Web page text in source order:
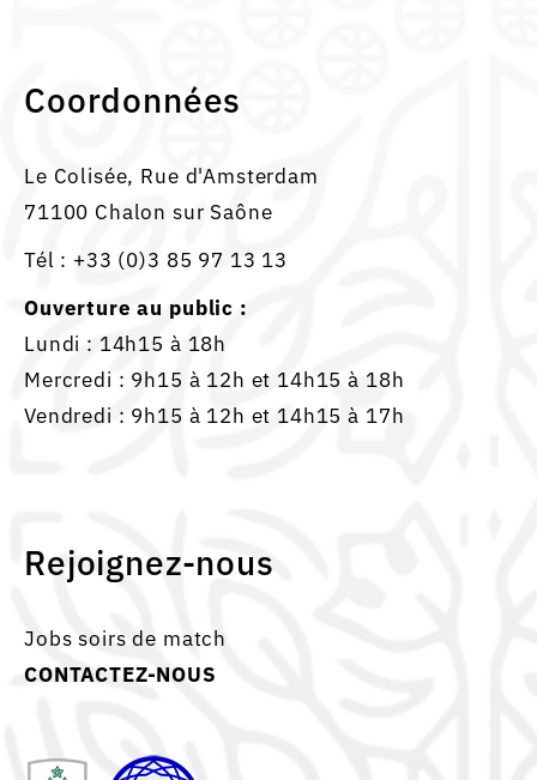
Coordonnées
Le Colisée, Rue d'Amsterdam
71100 Chalon sur Saône
Tél : +33 (0)3 85 97 13 13
Ouverture au public :
Lundi : 14h15 à 18h
Mercredi : 9h15 à 12h et 14h15 à 18h
Vendredi : 9h15 à 12h et 14h15 à 17h
Rejoignez-nous
Jobs soirs de match
CONTACTEZ-NOUS